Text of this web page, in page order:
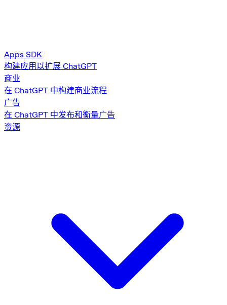
Apps SDK
构建应用以扩展 ChatGPT
商业
在 ChatGPT 中构建商业流程
广告
在 ChatGPT 中发布和衡量广告
资源